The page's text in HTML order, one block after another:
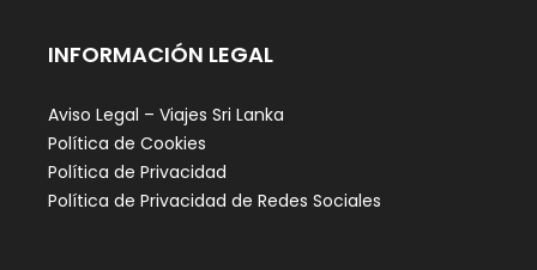
INFORMACIÓN LEGAL
Aviso Legal – Viajes Sri Lanka
Política de Cookies
Política de Privacidad
Política de Privacidad de Redes Sociales